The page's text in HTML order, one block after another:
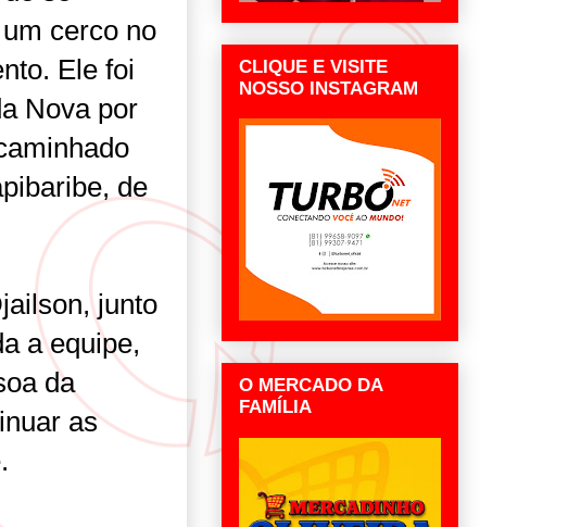
cerco no
Ele foi
Nova por
de
junto
a equipe,
da
as
CLIQUE E VISITE
NOSSO INSTAGRAM
O MERCADO DA
FAMÍLIA